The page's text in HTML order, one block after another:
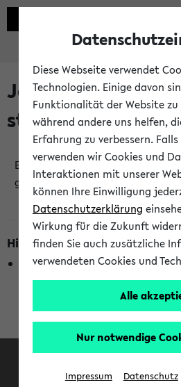
Jetzt und in Kürze
stattfindende
Es wurden keine jetzt
gefunden!
Hinweise zur Liste
Die Anzeige ist
vom im eKVV gewählten
Facebook
Diese Webseite verwendet
Technologien. Einige davon
Funktionalität der Website
während andere uns helfen,
Erfahrung zu verbessern.
verwenden wir Cookies und
Interaktionen mit unserer
können Ihre Einwilligung
Datenschutzerklärung
Wirkung für die Zukunft
finden Sie auch zusätzliche
verwendeten Cookies und
Alle
Nur notwendige
Impressum Datenschutz